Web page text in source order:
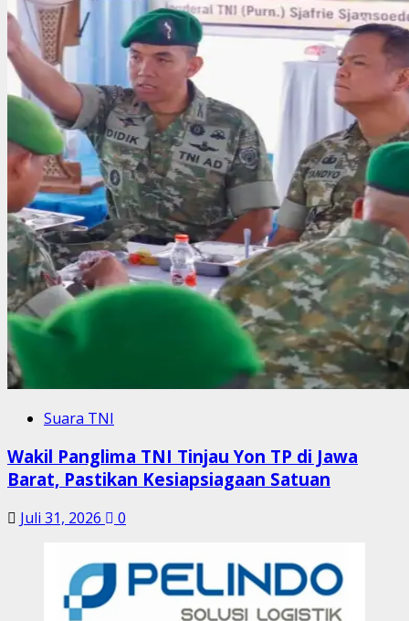
Suara TNI
Wakil Panglima TNI Tinjau Yon TP di Jawa
Barat, Pastikan Kesiapsiagaan Satuan
Juli 31, 2026 0